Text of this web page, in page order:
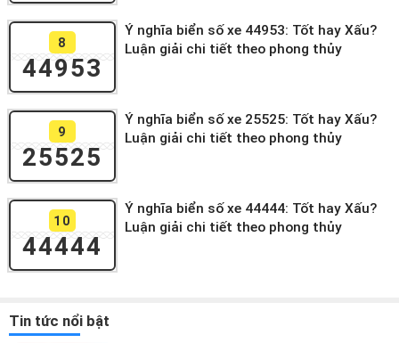
8
44953
Ý nghĩa biển số xe 44953: Tốt hay Xấu?
Luận giải chi tiết theo phong thủy
9
25525
Ý nghĩa biển số xe 25525: Tốt hay Xấu?
Luận giải chi tiết theo phong thủy
10
44444
Ý nghĩa biển số xe 44444: Tốt hay Xấu?
Luận giải chi tiết theo phong thủy
Tin tức nổi bật